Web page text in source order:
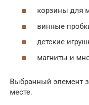
корзины для
винные
детские
магниты и
Выбранный элемент
месте.